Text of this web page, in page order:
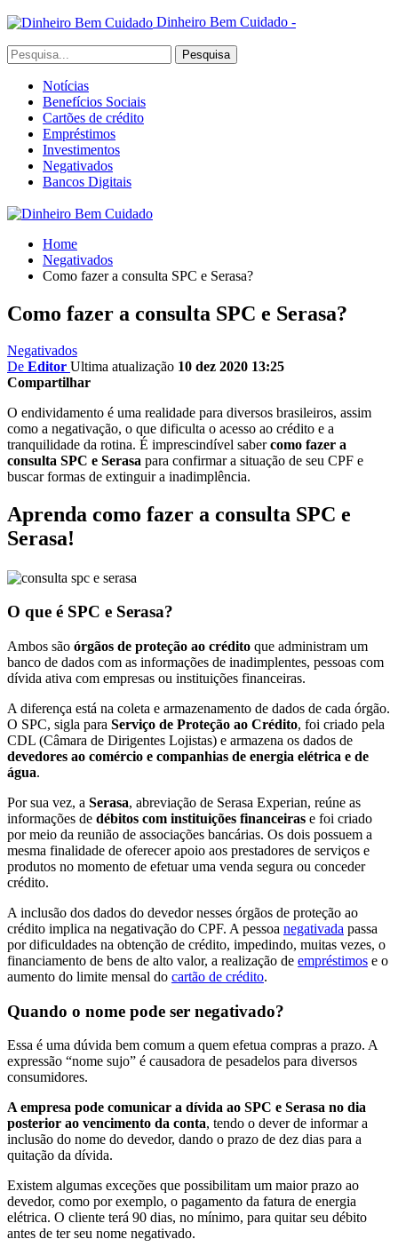
Dinheiro Bem Cuidado -
Notícias
Benefícios Sociais
Cartões de crédito
Empréstimos
Investimentos
Negativados
Bancos Digitais
Home
Negativados
Como fazer a consulta SPC e Serasa?
Como fazer a consulta SPC e Serasa?
Negativados
De Editor Ultima atualização 10 dez 2020 13:25
Compartilhar
O endividamento é uma realidade para diversos brasileiros, assim
como a negativação, o que dificulta o acesso ao crédito e a
tranquilidade da rotina. É imprescindível sabercomo fazer a
consulta SPC e Serasa para confirmar a situação de seu CPF e
buscar formas de extinguir a inadimplência.
Aprenda como fazer a consulta SPC e
Serasa!
O que é SPC e Serasa?
Ambos são órgãos de proteção ao crédito que administram um
banco de dados com as informações de inadimplentes, pessoas com
dívida ativa com empresas ou instituições financeiras.
A diferença está na coleta e armazenamento de dados de cada órgão.
O SPC, sigla para Serviço de Proteção ao Crédito, foi criado pela
CDL (Câmara de Dirigentes Lojistas) e armazena os dados de
devedores ao comércio e companhias de energia elétrica e de
água.
Por sua vez, a Serasa, abreviação de Serasa Experian, reúne as
informações de débitos com instituições financeiras e foi criado
por meio da reunião de associações bancárias. Os dois possuem a
mesma finalidade de oferecer apoio aos prestadores de serviços e
produtos no momento de efetuar uma venda segura ou conceder
crédito.
A inclusão dos dados do devedor nesses órgãos de proteção ao
crédito implica na negativação do CPF. A pessoa negativada passa
por dificuldades na obtenção de crédito, impedindo, muitas vezes, o
financiamento de bens de alto valor, a realização de empréstimos e o
aumento do limite mensal do cartão de crédito.
Quando o nome pode ser negativado?
Essa é uma dúvida bem comum a quem efetua compras a prazo. A
expressão “nome sujo” é causadora de pesadelos para diversos
consumidores.
A empresa pode comunicar a dívida ao SPC e Serasa no dia
posterior ao vencimento da conta, tendo o dever de informar a
inclusão do nome do devedor, dando o prazo de dez dias para a
quitação da dívida.
Existem algumas exceções que possibilitam um maior prazo ao
devedor, como por exemplo, o pagamento da fatura de energia
elétrica. O cliente terá 90 dias, no mínimo, para quitar seu débito
antes de ter seu nome negativado.